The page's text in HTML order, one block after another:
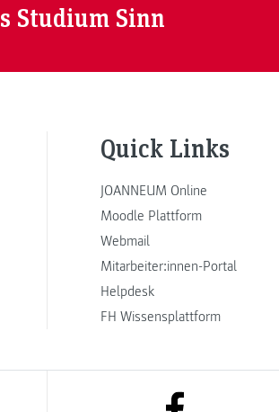
Studium Sinn
Quick Links
JOANNEUM Online
Moodle Plattform
Webmail
Mitarbeiter:innen-Portal
Helpdesk
FH Wissensplattform
link to facebook